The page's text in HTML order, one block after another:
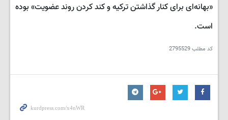
«بهانه‌ای برای کنار گذاشتن ترکیه و کند کردن روند عضویت» بوده
است.
کد مطلب2795529